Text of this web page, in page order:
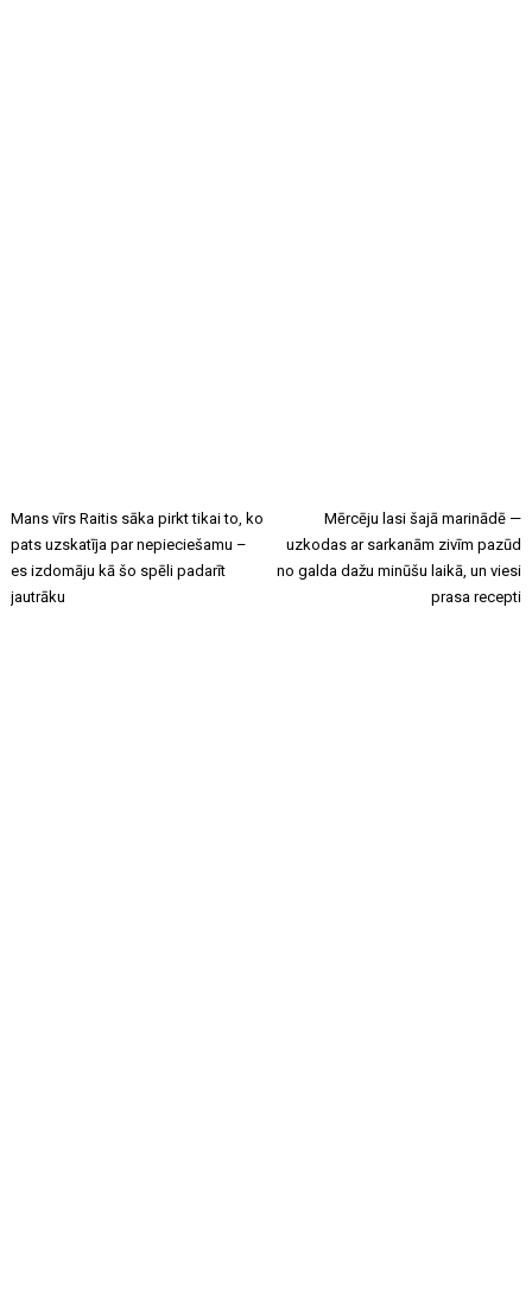
Mans vīrs Raitis sāka pirkt tikai to, ko
pats uzskatīja par nepieciešamu –
es izdomāju kā šo spēli padarīt
jautrāku
Mērcēju lasi šajā marinādē —
uzkodas ar sarkanām zivīm pazūd
no galda dažu minūšu laikā, un viesi
prasa recepti